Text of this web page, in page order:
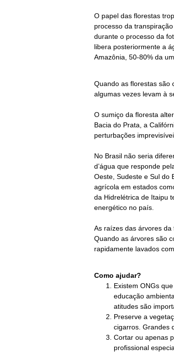
O papel das florestas
processo da
durante o processo da
libera posteriormente a
Amazônia, 50-80% da
Quando as florestas são
algumas vezes levam à
O sumiço da floresta
Bacia do Prata, a
perturbações
No Brasil não seria
d’água que responde
Oeste, Sudeste e Sul do
agrícola em estados
da Hidrelétrica de Itaipu
energético no país.
As raízes das árvores
Quando as árvores são
rapidamente lavados
Como ajudar?
Existem ONGs
educação
atitudes são
Preserve a
cigarros. Grandes
Cortar ou apenas
profissional